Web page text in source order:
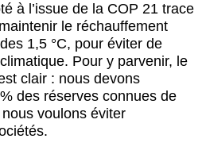
à l’issue de la COP 21 trace
le réchauffement
1,5 °C, pour éviter de
Pour y parvenir, le
clair : nous devons
des réserves connues de
voulons éviter